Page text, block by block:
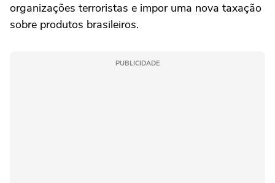
organizações terroristas e impor uma nova taxação
sobre produtos brasileiros.
PUBLICIDADE